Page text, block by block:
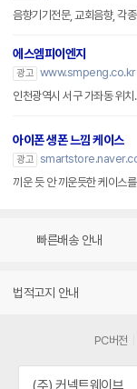
음향기기전문, 교회음향, 각
에스엠피이엔지
광고 www.smpeng.co.kr
인천광역시 서구 가좌동 위
아이폰 생폰 느낌 케이스
광고
끼운 듯 안 끼운듯한 케이스
빠른배송 안내
법적고지 안내
PC버전
(주) 커넥트웨이브